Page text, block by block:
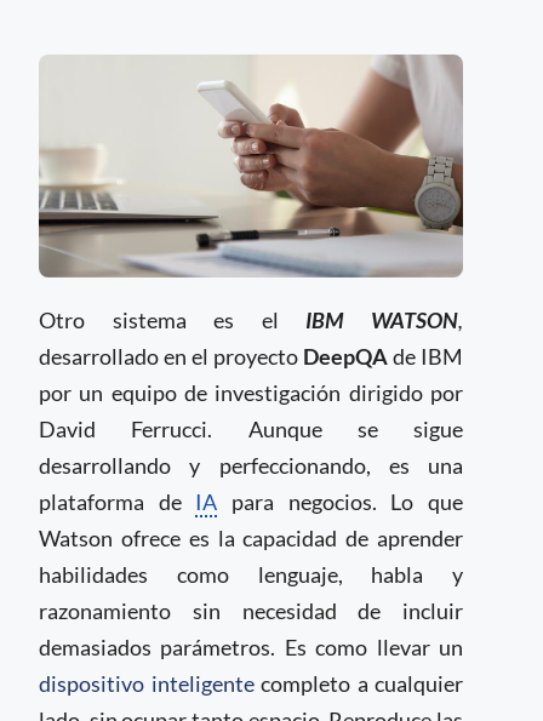
Otro sistema es el IBM WATSON,
desarrollado en el proyecto DeepQAde IBM
por un equipo de investigación dirigido por
David Ferrucci. Aunque se sigue
desarrollando y perfeccionando, es una
plataforma de IA para negocios. Lo que
Watson ofrece es la capacidad de aprender
habilidades como lenguaje, habla y
razonamiento sin necesidad de incluir
demasiados parámetros. Es como llevar un
dispositivo inteligentecompleto a cualquier